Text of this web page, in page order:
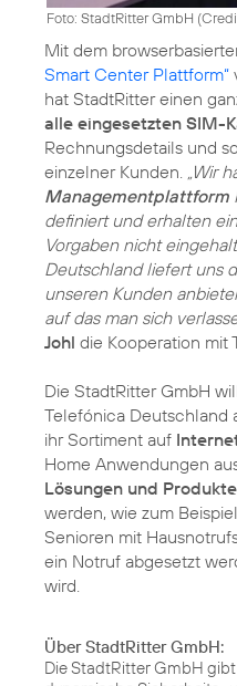
Foto: StadtRitter GmbH (
Mit dem
Smart Center Plattform“
hat StadtRitter einen
alle eingesetzten SIM-
Rechnungsdetails und
einzelner Kunden.
„Wir
Managementplattform
definiert und erhalten
Vorgaben nicht
Deutschland liefert uns
unseren Kunden
auf das man sich
Johl die Kooperation mit
Die StadtRitter GmbH
Telefónica Deutschland
ihr Sortiment auf
Home Anwendungen
Lösungen und Produkte
werden, wie zum
Senioren mit
ein Notruf abgesetzt
wird.
Über StadtRitter GmbH:
Die StadtRitter GmbH